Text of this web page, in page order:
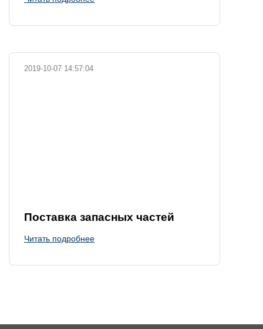
2019-10-07 14:57:04
Поставка запасных частей
Читать подробнее